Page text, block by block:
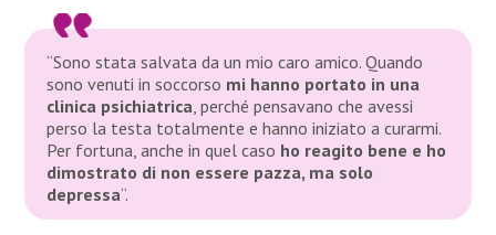
“Sono stata salvata da un mio caro amico. Quando
sono venuti in soccorso mi hanno portato in una
clinica psichiatrica, perché pensavano che avessi
perso la testa totalmente e hanno iniziato a curarmi.
Per fortuna, anche in quel caso ho reagito bene e ho
dimostrato di non essere pazza, ma solo
depressa“.